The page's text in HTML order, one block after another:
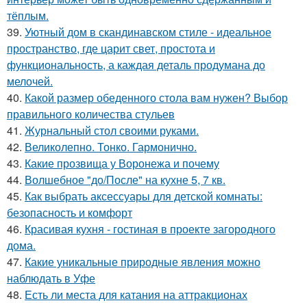
тёплым.
39. Уютный дом в скандинавском стиле - идеальное
пространство, где царит свет, простота и
функциональность, а каждая деталь продумана до
мелочей.
40. Какой размер обеденного стола вам нужен? Выбор
правильного количества стульев
41. Журнальный стол своими руками.
42. Великолепно. Тонко. Гармонично.
43. Какие прозвища у Воронежа и почему
44. Волшебное "до/После" на кухне 5, 7 кв.
45. Как выбрать аксессуары для детской комнаты:
безопасность и комфорт
46. Красивая кухня - гостиная в проекте загородного
дома.
47. Какие уникальные природные явления можно
наблюдать в Уфе
48. Есть ли места для катания на аттракционах